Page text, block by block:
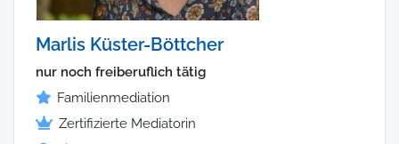
Marlis Küster-Böttcher
nur noch freiberuflich tätig
Familienmediation
Zertifizierte Mediatorin